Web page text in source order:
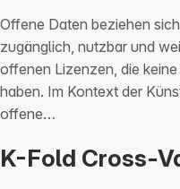
Offene Daten beziehen
zugänglich, nutzbar und
offenen Lizenzen, die
haben. Im Kontext der
offene…
K-Fold Cross-